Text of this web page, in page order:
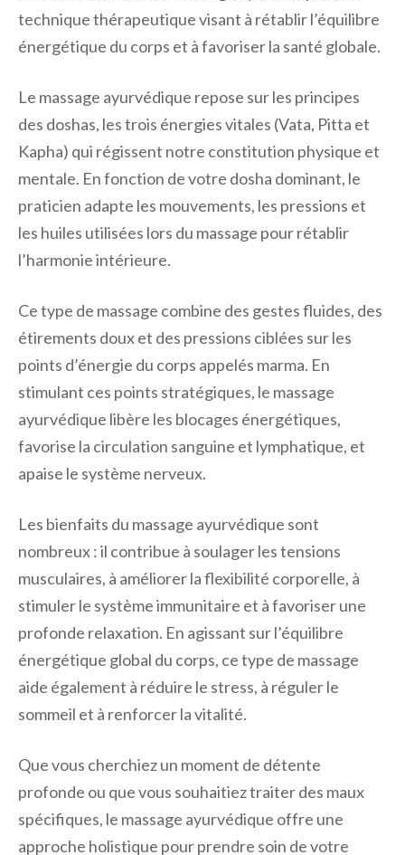
technique thérapeutique visant à rétablir l’équilibre
énergétique du corps et à favoriser la santé globale.
Le massage ayurvédique repose sur les principes
des doshas, les trois énergies vitales (Vata, Pitta et
Kapha) qui régissent notre constitution physique et
mentale. En fonction de votre dosha dominant, le
praticien adapte les mouvements, les pressions et
les huiles utilisées lors du massage pour rétablir
l’harmonie intérieure.
Ce type de massage combine des gestes fluides, des
étirements doux et des pressions ciblées sur les
points d’énergie du corps appelés marma. En
stimulant ces points stratégiques, le massage
ayurvédique libère les blocages énergétiques,
favorise la circulation sanguine et lymphatique, et
apaise le système nerveux.
Les bienfaits du massage ayurvédique sont
nombreux : il contribue à soulager les tensions
musculaires, à améliorer la flexibilité corporelle, à
stimuler le système immunitaire et à favoriser une
profonde relaxation. En agissant sur l’équilibre
énergétique global du corps, ce type de massage
aide également à réduire le stress, à réguler le
sommeil et à renforcer la vitalité.
Que vous cherchiez un moment de détente
profonde ou que vous souhaitiez traiter des maux
spécifiques, le massage ayurvédique offre une
approche holistique pour prendre soin de votre